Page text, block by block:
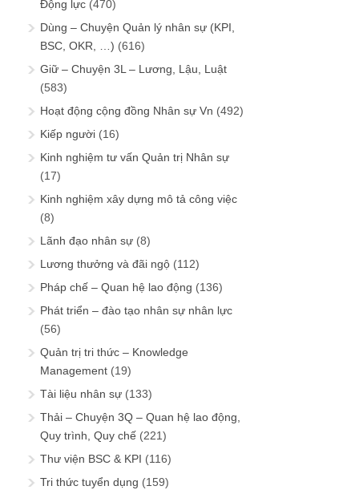
Động lực (470)
Dùng – Chuyện Quản lý nhân sự (KPI,
BSC, OKR, …) (616)
Giữ – Chuyện 3L – Lương, Lậu, Luật
(583)
Hoạt động cộng đồng Nhân sự Vn (492)
Kiếp người (16)
Kinh nghiệm tư vấn Quản trị Nhân sự
(17)
Kinh nghiệm xây dựng mô tả công việc
(8)
Lãnh đạo nhân sự (8)
Lương thưởng và đãi ngộ (112)
Pháp chế – Quan hệ lao động (136)
Phát triển – đào tạo nhân sự nhân lực
(56)
Quản trị tri thức – Knowledge
Management (19)
Tài liệu nhân sự (133)
Thải – Chuyện 3Q – Quan hệ lao động,
Quy trình, Quy chế (221)
Thư viện BSC & KPI (116)
Tri thức tuyển dụng (159)